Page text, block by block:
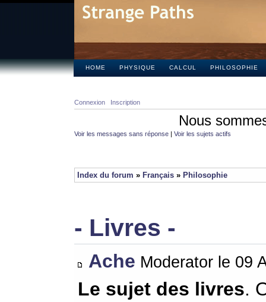
HOME PHYSIQUE CALCUL PHILOSOPHIE
Connexion Inscription
Nous
Voir les messages sans réponse | Voir les sujets actifs
Index du forum » Français » Philosophie
- Livres -
Ache Moderator le 09
Le sujet des livres.